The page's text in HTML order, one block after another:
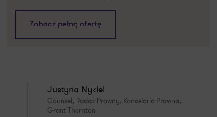
Zobacz pełną ofertę
Justyna Nykiel
Counsel, Radca Prawny, Kancelaria Prawna,
Grant Thornton